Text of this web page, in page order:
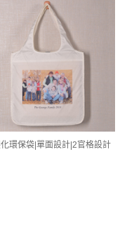
環保袋|單面設計|2官格設計